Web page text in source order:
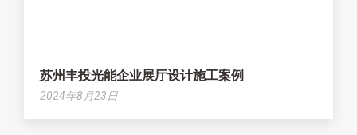
苏州丰投光能企业展厅设计施工案例
2024年8月23日